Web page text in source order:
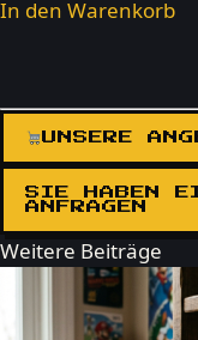
In den Warenkorb
UNSERE
SIE HABEN
ANFRAGEN
Weitere Beiträge